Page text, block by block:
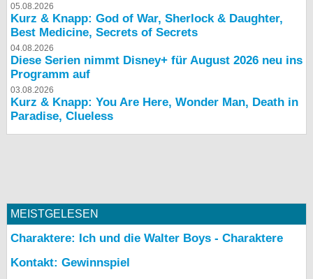
05.08.2026
Kurz & Knapp: God of War, Sherlock & Daughter,
Best Medicine, Secrets of Secrets
04.08.2026
Diese Serien nimmt Disney+ für August 2026 neu ins
Programm auf
03.08.2026
Kurz & Knapp: You Are Here, Wonder Man, Death in
Paradise, Clueless
MEISTGELESEN
Charaktere: Ich und die Walter Boys - Charaktere
Kontakt: Gewinnspiel